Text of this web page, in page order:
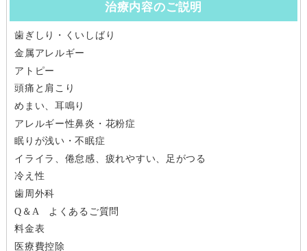
治療内容のご説明
歯ぎしり・くいしばり
金属アレルギー
アトピー
頭痛と肩こり
めまい、耳鳴り
アレルギー性鼻炎・花粉症
眠りが浅い・不眠症
イライラ、倦怠感、疲れやすい、足がつる
冷え性
歯周外科
Q＆A よくあるご質問
料金表
医療費控除